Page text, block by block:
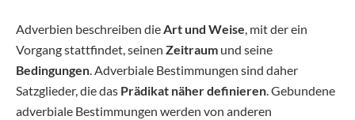
Adverbien beschreiben dieArt und Weise, mit der ein
Vorgang stattfindet, seinen Zeitraum und seine
Bedingungen. Adverbiale Bestimmungen sind daher
Satzglieder, die das Prädikat näher definieren. Gebundene
adverbiale Bestimmungen werden von anderen